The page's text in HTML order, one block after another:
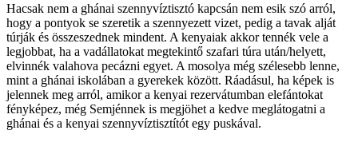
Hacsak nem a ghánai szennyvíztisztó kapcsán nem esik szó arról,
hogy a pontyok se szeretik a szennyezett vizet, pedig a tavak alját
túrják és összeszednek mindent. A kenyaiak akkor tennék vele a
legjobbat, ha a vadállatokat megtekintő szafari túra után/helyett,
elvinnék valahova pecázni egyet. A mosolya még szélesebb lenne,
mint a ghánai iskolában a gyerekek között. Ráadásul, ha képek is
jelennek meg arról, amikor a kenyai rezervátumban elefántokat
fényképez, még Semjénnek is megjöhet a kedve meglátogatni a
ghánai és a kenyai szennyvíztisztítót egy puskával.